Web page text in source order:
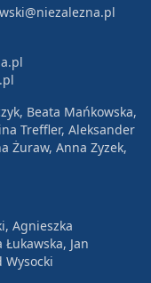
Beata Mańkowska,
Treffler, Aleksander
Żuraw, Anna Zyzek,
Agnieszka
Jan
Wysocki